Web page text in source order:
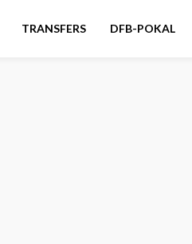
TRANSFERS DFB-POKAL